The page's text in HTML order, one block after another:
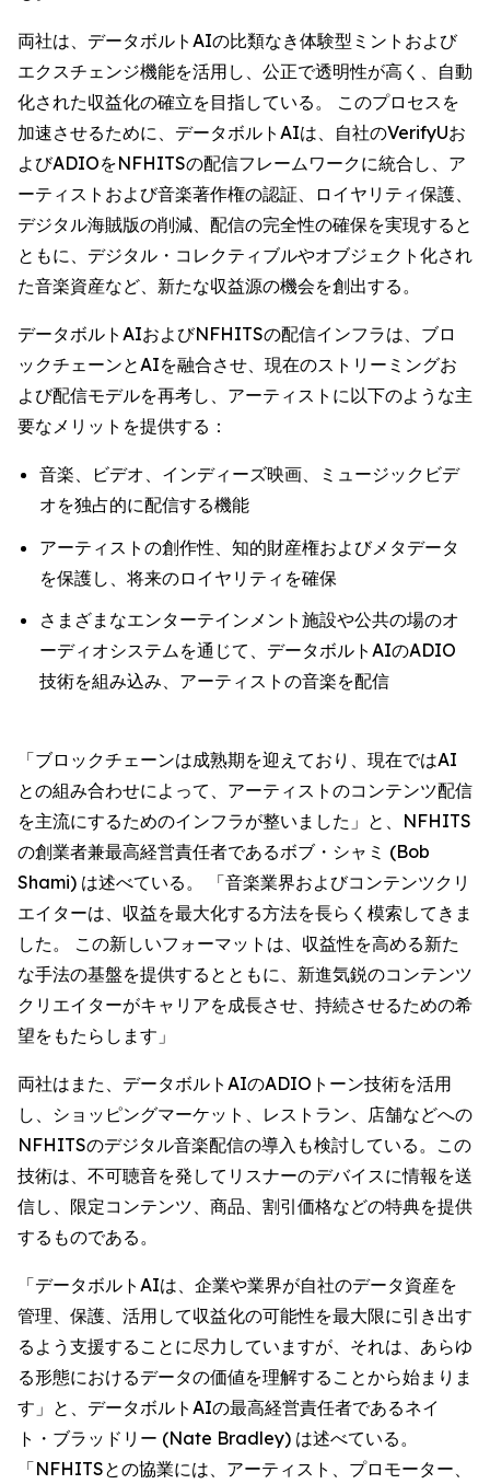
両社は、データボルトAIの比類なき体験型ミントおよび
エクスチェンジ機能を活用し、公正で透明性が高く、自動
化された収益化の確立を目指している。 このプロセスを
加速させるために、データボルトAIは、自社のVerifyUお
よびADIOをNFHITSの配信フレームワークに統合し、ア
ーティストおよび音楽著作権の認証、ロイヤリティ保護、
デジタル海賊版の削減、配信の完全性の確保を実現すると
ともに、デジタル・コレクティブルやオブジェクト化され
た音楽資産など、新たな収益源の機会を創出する。
データボルトAIおよびNFHITSの配信インフラは、ブロ
ックチェーンとAIを融合させ、現在のストリーミングお
よび配信モデルを再考し、アーティストに以下のような主
要なメリットを提供する：
音楽、ビデオ、インディーズ映画、ミュージックビデ
オを独占的に配信する機能
アーティストの創作性、知的財産権およびメタデータ
を保護し、将来のロイヤリティを確保
さまざまなエンターテインメント施設や公共の場のオ
ーディオシステムを通じて、データボルトAIのADIO
技術を組み込み、アーティストの音楽を配信
「ブロックチェーンは成熟期を迎えており、現在ではAI
との組み合わせによって、アーティストのコンテンツ配信
を主流にするためのインフラが整いました」と、NFHITS
の創業者兼最高経営責任者であるボブ・シャミ (Bob
Shami) は述べている。 「音楽業界およびコンテンツクリ
エイターは、収益を最大化する方法を長らく模索してきま
した。 この新しいフォーマットは、収益性を高める新た
な手法の基盤を提供するとともに、新進気鋭のコンテンツ
クリエイターがキャリアを成長させ、持続させるための希
望をもたらします」
両社はまた、データボルトAIのADIOトーン技術を活用
し、ショッピングマーケット、レストラン、店舗などへの
NFHITSのデジタル音楽配信の導入も検討している。この
技術は、不可聴音を発してリスナーのデバイスに情報を送
信し、限定コンテンツ、商品、割引価格などの特典を提供
するものである。
「データボルトAIは、企業や業界が自社のデータ資産を
管理、保護、活用して収益化の可能性を最大限に引き出す
るよう支援することに尽力していますが、それは、あらゆ
る形態におけるデータの価値を理解することから始まりま
す」と、データボルトAIの最高経営責任者であるネイ
ト・ブラッドリー (Nate Bradley) は述べている。
「NFHITSとの協業には、アーティスト、プロモーター、